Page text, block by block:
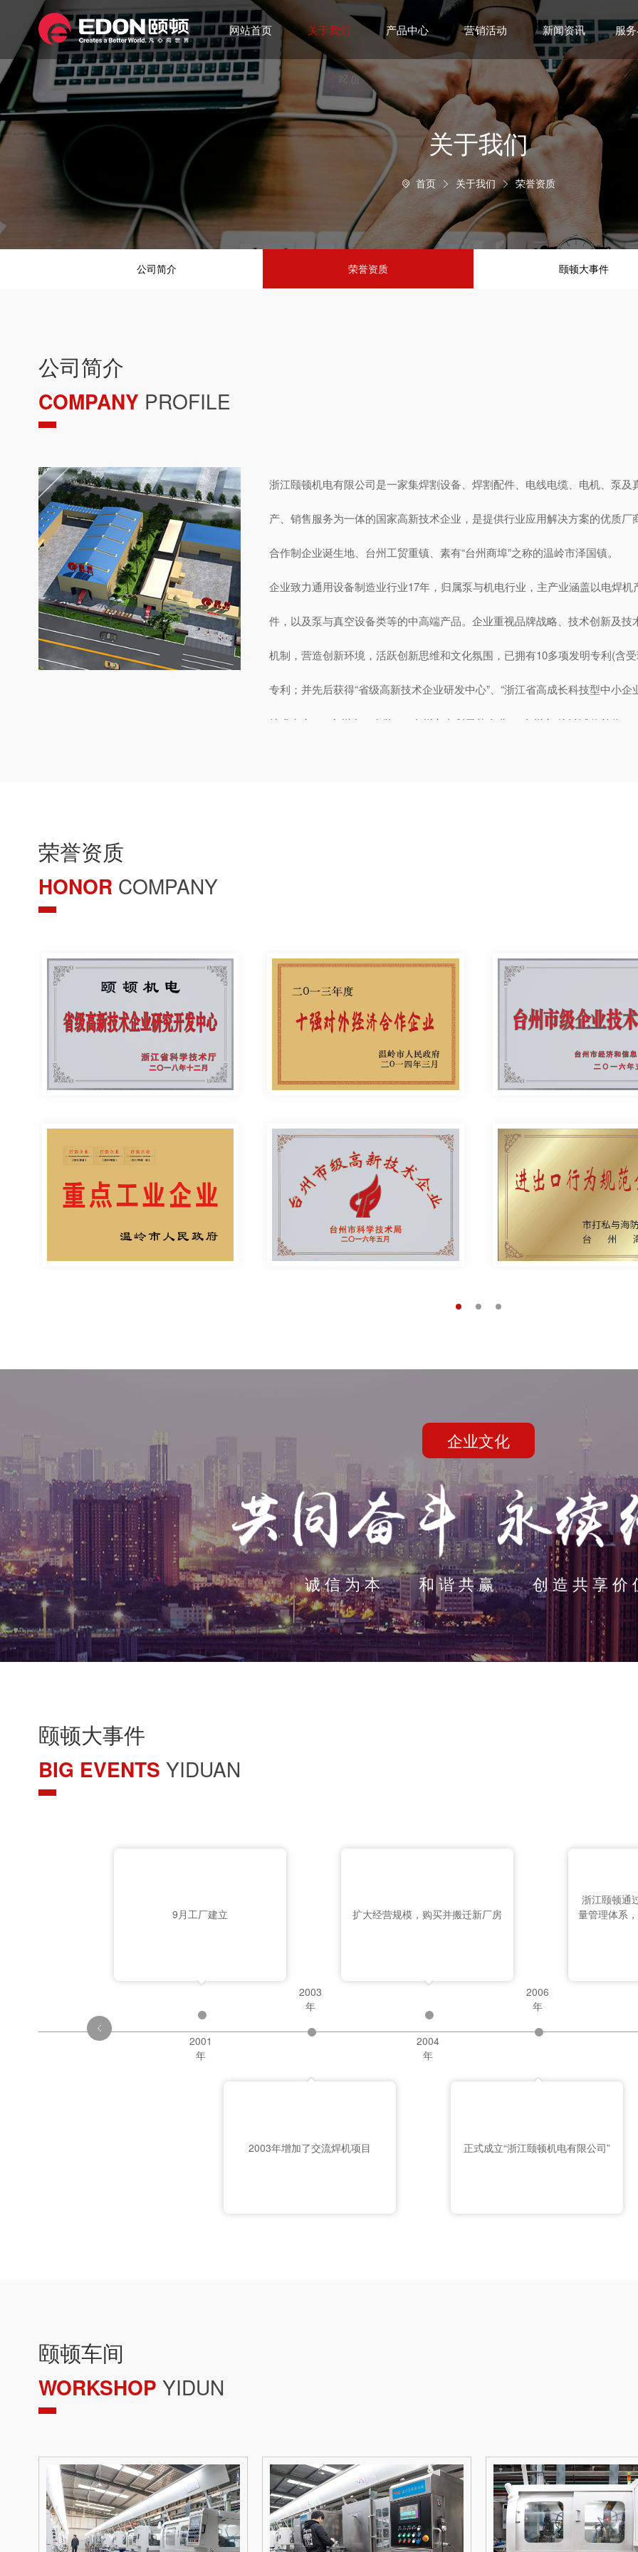
网站首页 关于我们 产品中心 营销活动 新闻资讯 服
关于我们
 首页  关于我们  荣誉资质
公司简介 荣誉资质 颐顿大事件
公司简介
COMPANY PROFILE
浙江颐顿机电有限公司是一家集焊割设备、焊割配件、电线电缆、电机、泵
产、销售服务为一体的国家高新技术企业，是提供行业应用解决方案的优质
合作制企业诞生地、台州工贸重镇、素有“台州商埠”之称的温岭市泽国镇。
企业致力通用设备制造业行业17年，归属泵与机电行业，主产业涵盖以电焊
件，以及泵与真空设备类等的中高端产品。企业重视品牌战略、技术创新及
机制，营造创新环境，活跃创新思维和文化氛围，已拥有10多项发明专利(含
专利；并先后获得“省级高新技术企业研发中心”、“浙江省高成长科技型中小
技术中心”、“台州出口名牌”、“台州市专利示范企业”、台州市“统计诚信单位”
荣誉资质
HONOR COMPANY
企业文化
诚信为本 和谐共赢 创造共享价
颐顿大事件
BIG EVENTS YIDUAN
9月工厂建立
2001
年
2003年增加了交流焊机项目
2003
年
扩大经营规模，购买并搬迁新厂房
2004
年
正式成立“浙江颐顿机电有限公司”
2006
年
浙江颐顿通
量管理体系
颐顿车间
WORKSHOP YIDUN